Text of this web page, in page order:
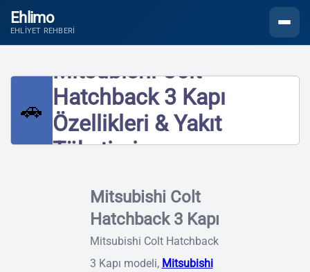
Ehlimo
EHLIYET REHBERI
🚗
Mitsubishi Colt
Hatchback 3 Kapı
Özellikleri & Yakıt
Tüketimi
Mitsubishi Colt
Hatchback 3 Kapı
Mitsubishi Colt Hatchback
3 Kapı modeli, Mitsubishi